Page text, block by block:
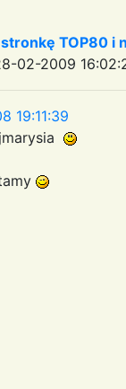
TOP80 i
02-2009
19:11:39